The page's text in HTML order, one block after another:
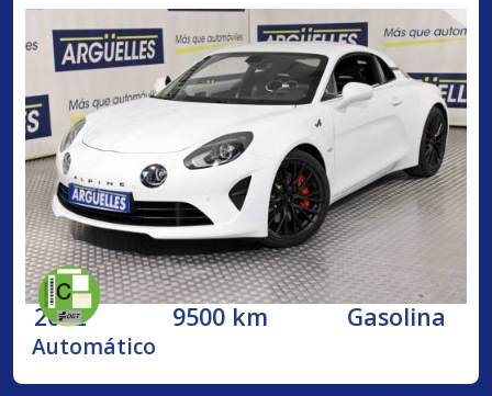
2022 9500 km Gasolina
Automático